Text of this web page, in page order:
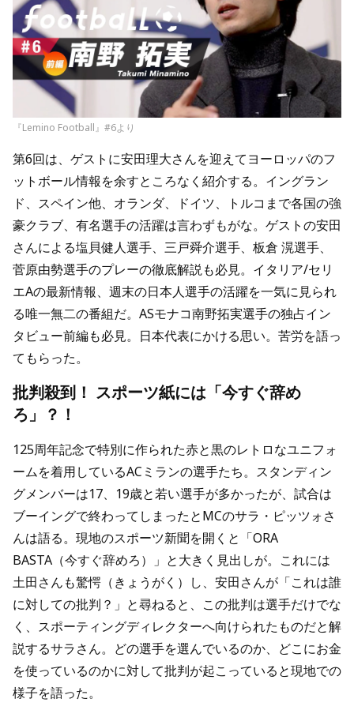
『Lemino Football』#6より
第6回は、ゲストに安田理大さんを迎えてヨーロッパのフ
ットボール情報を余すところなく紹介する。イングラン
ド、スペイン他、オランダ、ドイツ、トルコまで各国の強
豪クラブ、有名選手の活躍は言わずもがな。ゲストの安田
さんによる塩貝健人選手、三戸舜介選手、板倉 滉選手、
菅原由勢選手のプレーの徹底解説も必見。イタリア/セリ
エAの最新情報、週末の日本人選手の活躍を一気に見られ
る唯一無二の番組だ。ASモナコ南野拓実選手の独占イン
タビュー前編も必見。日本代表にかける思い。苦労を語っ
てもらった。
批判殺到！ スポーツ紙には「今すぐ辞め
ろ」？！
125周年記念で特別に作られた赤と黒のレトロなユニフォ
ームを着用しているACミランの選手たち。スタンディン
グメンバーは17、19歳と若い選手が多かったが、試合は
ブーイングで終わってしまったとMCのサラ・ピッツォさ
んは語る。現地のスポーツ新聞を開くと「ORA
BASTA（今すぐ辞めろ）」と大きく見出しが。これには
土田さんも驚愕（きょうがく）し、安田さんが「これは誰
に対しての批判？」と尋ねると、この批判は選手だけでな
く、スポーティングディレクターへ向けられたものだと解
説するサラさん。どの選手を選んでいるのか、どこにお金
を使っているのかに対して批判が起こっていると現地での
様子を語った。